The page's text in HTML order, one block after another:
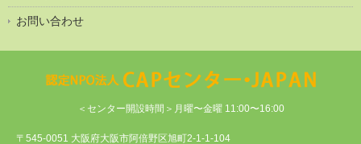
お問い合わせ
＜センター開設時間＞月曜〜金曜 11:00〜16:00
〒545-0051 大阪府大阪市阿倍野区旭町2-1-1-104